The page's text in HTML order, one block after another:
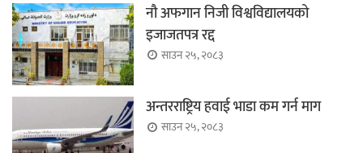
नौ अफगान निजी विश्वविद्यालयको
इजाजतपत्र रद्द
साउन २५, २०८३
अन्तरराष्ट्रिय हवाई भाडा कम गर्न माग
साउन २५, २०८३